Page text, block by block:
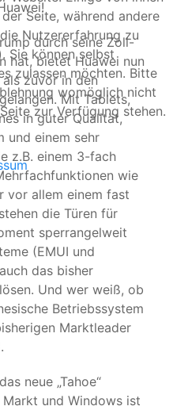
durch seine Zoll-
hat, bietet Huawei nun
zuvor in den
Mit Tablets,
in guter Qualität,
und einem sehr
z.B. einem 3-fach
wie
vor allem einem fast
die Türen für
sperrangelweit
(EMUI und
das bisher
Und wer weiß, ob
Betriebssystem
Marktleader
neue „Tahoe“
und Windows ist
Seite, während andere
Nutzererfahrung zu
Sie können selbst
zulassen möchten. Bitte
womöglich nicht
zur Verfügung stehen.